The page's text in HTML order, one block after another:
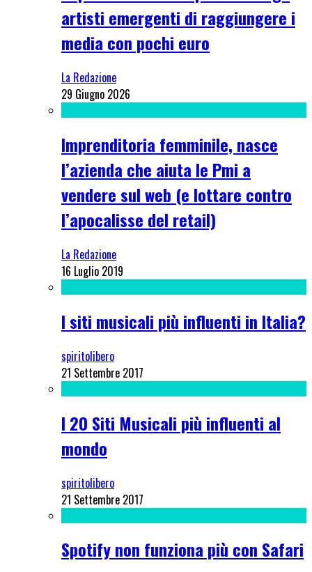
artisti emergenti di raggiungere i
media con pochi euro
La Redazione
29 Giugno 2026
Imprenditoria femminile, nasce
l’azienda che aiuta le Pmi a
vendere sul web (e lottare contro
l’apocalisse del retail)
La Redazione
16 Luglio 2019
I siti musicali più influenti in Italia?
spiritolibero
21 Settembre 2017
I 20 Siti Musicali più influenti al
mondo
spiritolibero
21 Settembre 2017
Spotify non funziona più con Safari